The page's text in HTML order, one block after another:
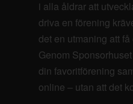
i alla åldrar att
driva en förening
det en utmaning att
Genom
din favoritförening
online – utan att det